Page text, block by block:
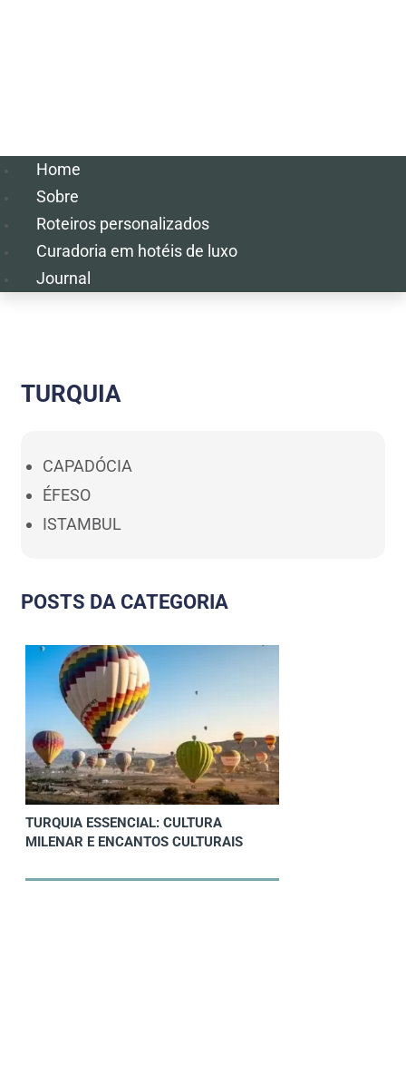
Home
Sobre
Roteiros personalizados
Curadoria em hotéis de luxo
Journal
TURQUIA
CAPADÓCIA
ÉFESO
ISTAMBUL
POSTS DA CATEGORIA
TURQUIA ESSENCIAL: CULTURA
MILENAR E ENCANTOS CULTURAIS